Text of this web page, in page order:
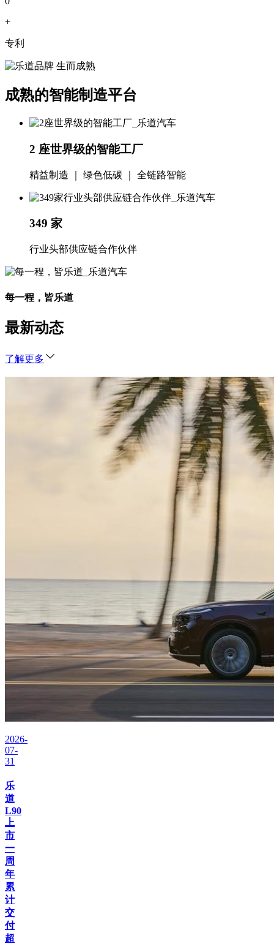
+
专利
成熟的智能制造平台
2 座世界级的智能工厂
精益制造 绿色低碳 全链路智能
349 家
行业头部供应链合作伙伴
每一程，皆乐道
最新动态
了解更多
2026-
07-
31
乐
道
L90
上
市
一
周
年
累
计
交
付
超